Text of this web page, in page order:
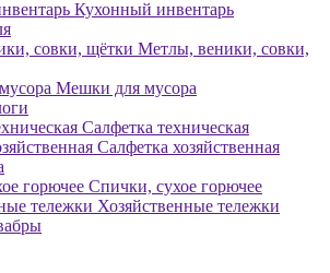
Кухонный инвентарь
Метлы, веники, совки,
Мешки для мусора
Салфетка техническая
Салфетка хозяйственная
Спички, сухое горючее
Хозяйственные тележки